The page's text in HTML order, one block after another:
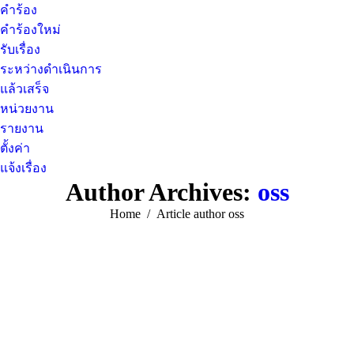
คำร้อง
คำร้องใหม่
รับเรื่อง
ระหว่างดำเนินการ
แล้วเสร็จ
หน่วยงาน
รายงาน
ตั้งค่า
แจ้งเรื่อง
Author Archives: oss
You are here:
Home Article author oss